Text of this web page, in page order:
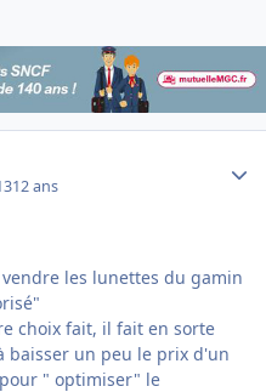
12 ans
les lunettes du gamin
choix fait, il fait en sorte
baisser un peu le prix d'un
" optimiser" le